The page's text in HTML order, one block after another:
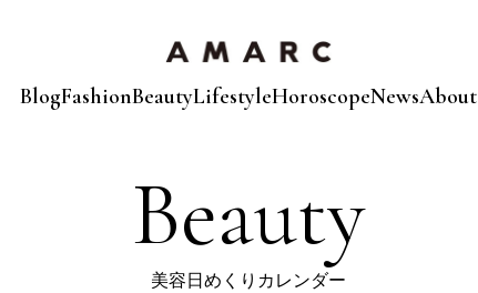
BlogFashionBeautyLifestyleHoroscopeNewsAbout
Beauty
美容日めくりカレンダー